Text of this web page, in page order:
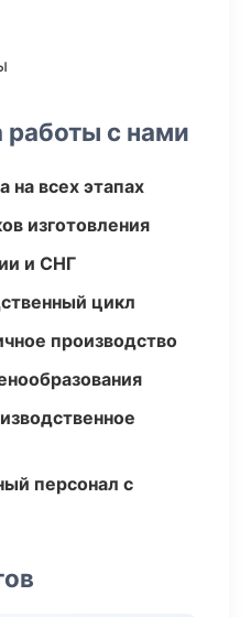
с нами
на всех этапах
изготовления
и СНГ
цикл
производство
персонал с